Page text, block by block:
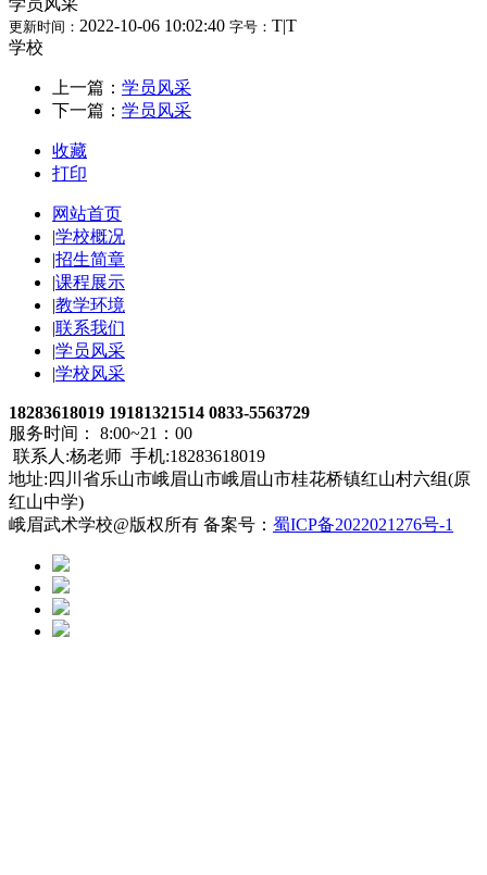
学员风采
更新时间： 2022-10-06 10:02:40 字号： T|T
学校
上一篇： 学员风采
下一篇： 学员风采
收藏
打印
网站首页
|学校概况
|招生简章
|课程展示
|教学环境
|联系我们
|学员风采
|学校风采
18283618019 19181321514 0833-5563729
服务时间： 8:00~21：00
联系人:杨老师 手机:18283618019
地址:四川省乐山市峨眉山市峨眉山市桂花桥镇红山村六组(原
红山中学)
峨眉武术学校@版权所有 备案号： 蜀ICP备2022021276号-1